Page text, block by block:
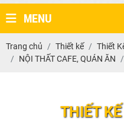
MENU
Trang chủ Thiết kế
Thiết
NỘI THẤT CAFE, QUÁN ĂN
THIẾT